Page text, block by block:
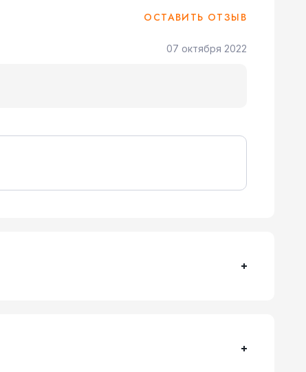
ОСТАВИТЬ ОТЗЫВ
07 октября 2022